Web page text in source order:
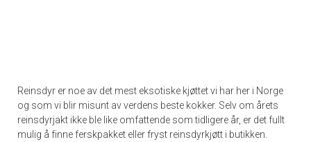
Reinsdyr er noe av det mest eksotiske kjøttet vi har her i Norge
og som vi blir misunt av verdens beste kokker. Selv om årets
reinsdyrjakt ikke ble like omfattende som tidligere år, er det fullt
mulig å finne ferskpakket eller fryst reinsdyrkjøtt i butikken.